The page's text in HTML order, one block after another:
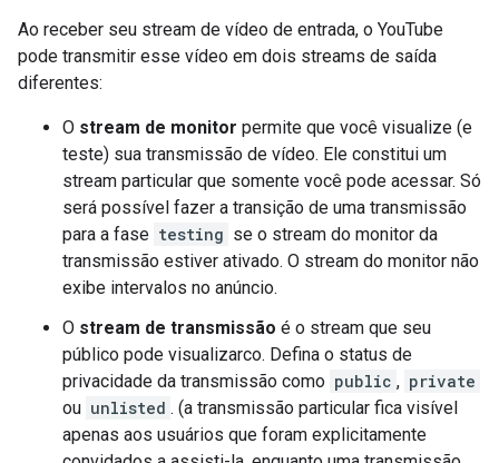
Ao receber seu stream de vídeo de entrada, o YouTube
pode transmitir esse vídeo em dois streams de saída
diferentes:
O stream de monitor permite que você visualize (e
teste) sua transmissão de vídeo. Ele constitui um
stream particular que somente você pode acessar. Só
será possível fazer a transição de uma transmissão
para a fase testing se o stream do monitor da
transmissão estiver ativado. O stream do monitor não
exibe intervalos no anúncio.
O stream de transmissão é o stream que seu
público pode visualizarco. Defina o status de
privacidade da transmissão como public , private
ou unlisted . (a transmissão particular fica visível
apenas aos usuários que foram explicitamente